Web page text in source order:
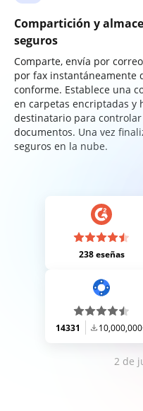
Compartición y
seguros
Comparte, envía por
por fax instantáneamente
conforme. Establece una
en carpetas encriptadas y
destinatario para
documentos. Una vez
seguros en la nube.
238 eseñas
14331
2 de